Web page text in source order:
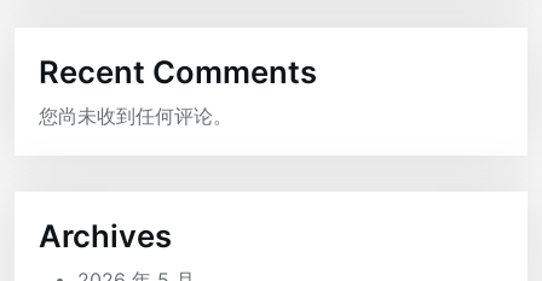
Recent Comments
您尚未收到任何评论。
Archives